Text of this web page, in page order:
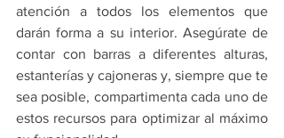
atención a todos los elementos que
darán forma a su interior. Asegúrate de
contar con barras a diferentes alturas,
estanterías y cajoneras y, siempre que te
sea posible, compartimenta cada uno de
estos recursos para optimizar al máximo